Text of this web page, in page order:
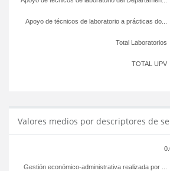
TOTAL UPV
Total Laboratorios
Apoyo de técnicos de laboratorio a prácticas do...
Valores medios por descriptores de
Gestión económico-administrativa realizada por ...